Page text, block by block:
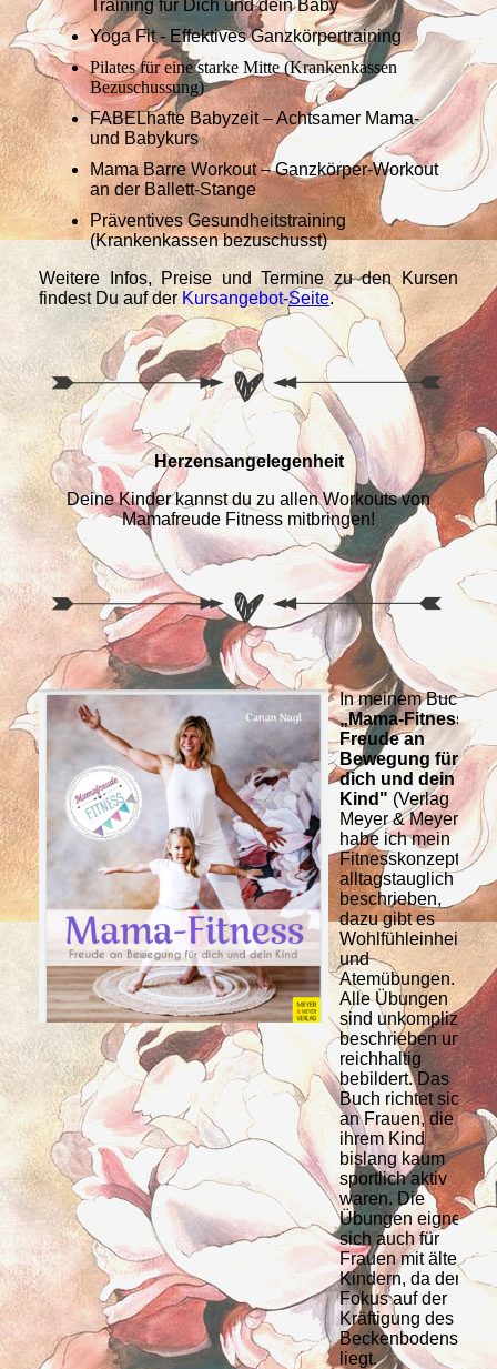
Training für Dich und dein Baby
Yoga Fit - Effektives Ganzkörpertraining
Pilates für eine starke Mitte (Krankenkassen
Bezuschussung)
FABELhafte Babyzeit – Achtsamer Mama-
und Babykurs
Mama Barre Workout – Ganzkörper-Workout
an der Ballett-Stange
Präventives Gesundheitstraining
(Krankenkassen bezuschusst)
Weitere Infos, Preise und Termine zu den Kursen
findest Du auf der Kursangebot-Seite.
Herzensangelegenheit
Deine Kinder kannst du zu allen Workouts von
Mamafreude Fitness mitbringen!
In meinem Buch
„Mama-Fitness –
Freude an
Bewegung für
dich und dein
Kind" (Verlag
Meyer & Meyer),
habe ich mein
Fitnesskonzept
alltagstauglich
beschrieben,
dazu gibt es
Wohlfühleinheiten
und
Atemübungen.
Alle Übungen
sind unkompliziert
beschrieben und
reichhaltig
bebildert. Das
Buch richtet sich
an Frauen, die mit
ihrem Kind
bislang kaum
sportlich aktiv
waren. Die
Übungen eignen
sich auch für
Frauen mit älteren
Kindern, da der
Fokus auf der
Kräftigung des
Beckenbodens
liegt.